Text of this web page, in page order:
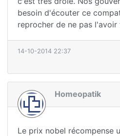
besoin d'écouter ce
reprocher de ne pas l'avoir
14-10-2014 22:37
Homeopatik
Le prix nobel récompense